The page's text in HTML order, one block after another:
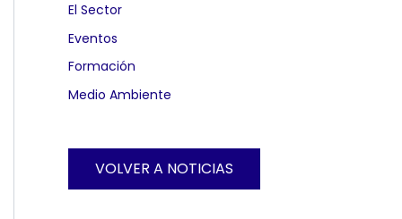
El Sector
Eventos
Formación
Medio Ambiente
VOLVER A NOTICIAS